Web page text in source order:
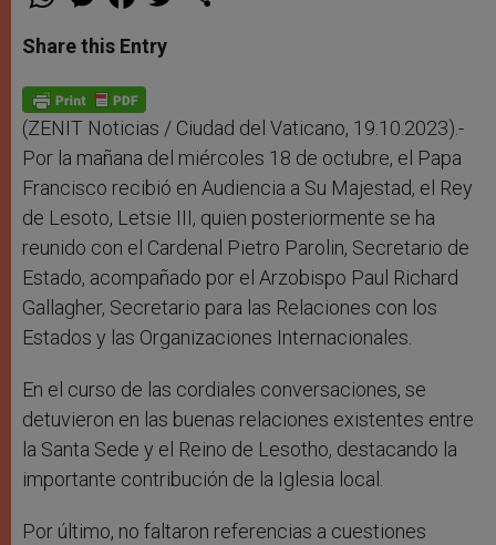
t
s
p
p
s
e
g
e
r
e
b
o
k
Share this Entry
(ZENIT Noticias / Ciudad del Vaticano, 19.10.2023).-
Por la mañana del miércoles 18 de octubre, el Papa
Francisco recibió en Audiencia a Su Majestad, el Rey
de Lesoto, Letsie III, quien posteriormente se ha
reunido con el Cardenal Pietro Parolin, Secretario de
Estado, acompañado por el Arzobispo Paul Richard
Gallagher, Secretario para las Relaciones con los
Estados y las Organizaciones Internacionales.
En el curso de las cordiales conversaciones, se
detuvieron en las buenas relaciones existentes entre
la Santa Sede y el Reino de Lesotho, destacando la
importante contribución de la Iglesia local.
Por último, no faltaron referencias a cuestiones